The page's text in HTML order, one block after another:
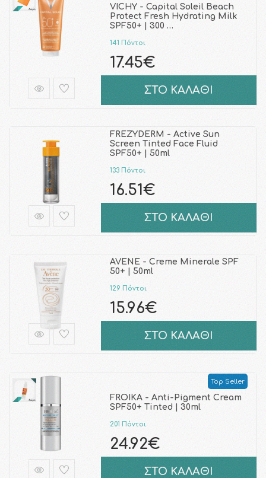
VICHY - Capital Soleil Beach
Protect Fresh Hydrating Milk
SPF50+ | 300 …
141 Πόντοι
17.45€
ΣΤΟ ΚΑΛΑΘΙ
FREZYDERM - Active Sun
Screen Tinted Face Fluid
SPF50+ | 50ml
133 Πόντοι
16.51€
ΣΤΟ ΚΑΛΑΘΙ
AVENE - Creme Minerale SPF
50+ | 50ml
129 Πόντοι
15.96€
ΣΤΟ ΚΑΛΑΘΙ
Top Seller
FROIKA - Anti-Pigment Cream
SPF50+ Tinted | 30ml
201 Πόντοι
24.92€
ΣΤΟ ΚΑΛΑΘΙ